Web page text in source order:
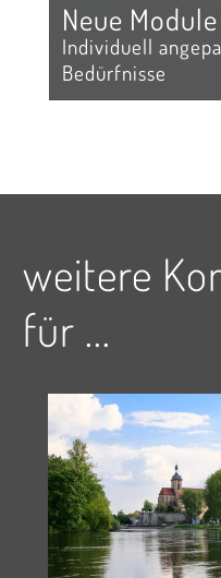
Neue Module
Individuell
Bedürfnisse
weitere
für ...